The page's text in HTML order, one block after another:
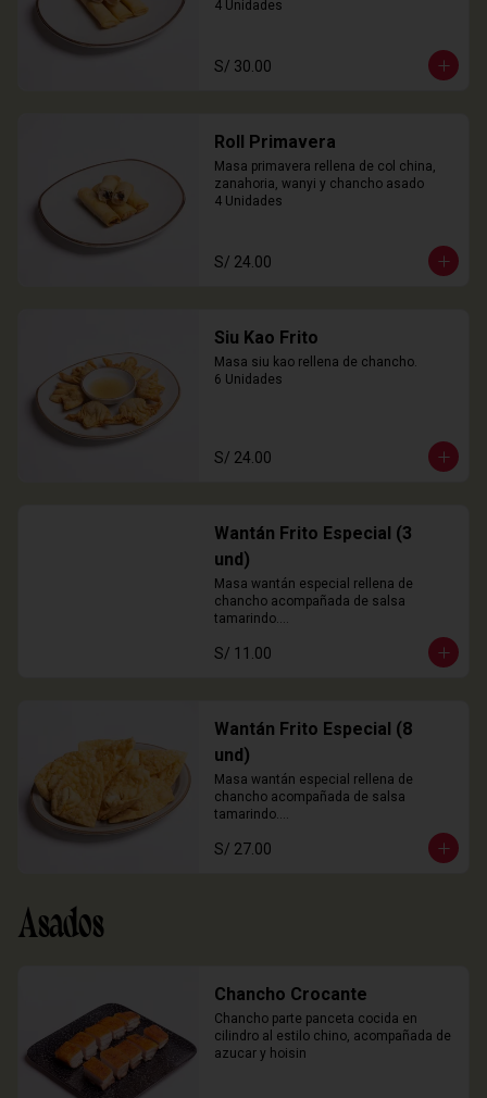
4 Unidades
S/ 30.00
Roll Primavera
Masa primavera rellena de col china,
zanahoria, wanyi y chancho asado
4 Unidades
S/ 24.00
Siu Kao Frito
Masa siu kao rellena de chancho.
6 Unidades
S/ 24.00
Wantán Frito Especial (3
und)
Masa wantán especial rellena de
chancho acompañada de salsa
tamarindo.
S/ 11.00
Wantán Frito Especial (8
und)
Masa wantán especial rellena de
chancho acompañada de salsa
tamarindo.
S/ 27.00
Asados
Chancho Crocante
Chancho parte panceta cocida en
cilindro al estilo chino, acompañada de
azucar y hoisin